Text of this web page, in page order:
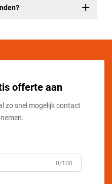
offerte aan
zo snel mogelijk contact
0/100